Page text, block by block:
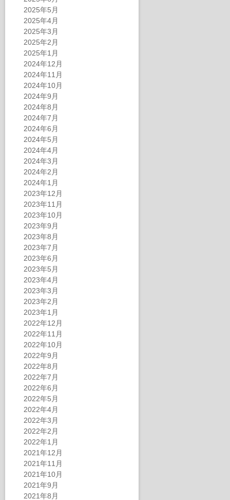
2025年5月
2025年4月
2025年3月
2025年2月
2025年1月
2024年12月
2024年11月
2024年10月
2024年9月
2024年8月
2024年7月
2024年6月
2024年5月
2024年4月
2024年3月
2024年2月
2024年1月
2023年12月
2023年11月
2023年10月
2023年9月
2023年8月
2023年7月
2023年6月
2023年5月
2023年4月
2023年3月
2023年2月
2023年1月
2022年12月
2022年11月
2022年10月
2022年9月
2022年8月
2022年7月
2022年6月
2022年5月
2022年4月
2022年3月
2022年2月
2022年1月
2021年12月
2021年11月
2021年10月
2021年9月
2021年8月